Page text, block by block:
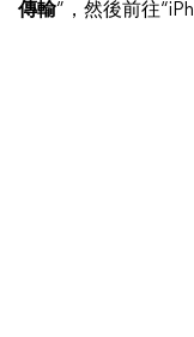
傳輸”，然後前往